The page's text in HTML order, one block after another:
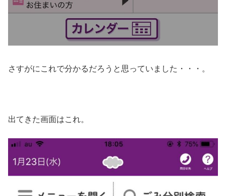
さすがにこれで分かるだろうと思っていました・・・。
出てきた画面はこれ。